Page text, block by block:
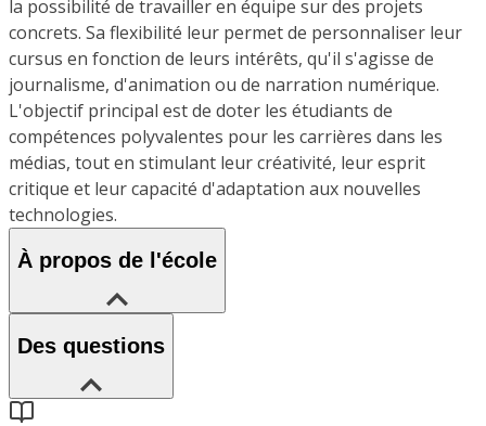
la possibilité de travailler en équipe sur des projets
concrets. Sa flexibilité leur permet de personnaliser leur
cursus en fonction de leurs intérêts, qu'il s'agisse de
journalisme, d'animation ou de narration numérique.
L'objectif principal est de doter les étudiants de
compétences polyvalentes pour les carrières dans les
médias, tout en stimulant leur créativité, leur esprit
critique et leur capacité d'adaptation aux nouvelles
technologies.
À propos de l'école
Des questions